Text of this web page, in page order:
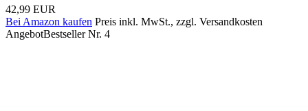
42,99 EUR
Bei Amazon kaufen Preis inkl. MwSt., zzgl. Versandkosten
AngebotBestseller Nr. 4